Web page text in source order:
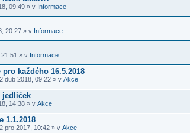
09:49 » v Informace
20:27 » v Informace
» v Informace
každého 16.5.2018
dub 2018, 09:22 » v Akce
jedliček
14:38 » v Akce
1.1.2018
pro 2017, 10:42 » v Akce